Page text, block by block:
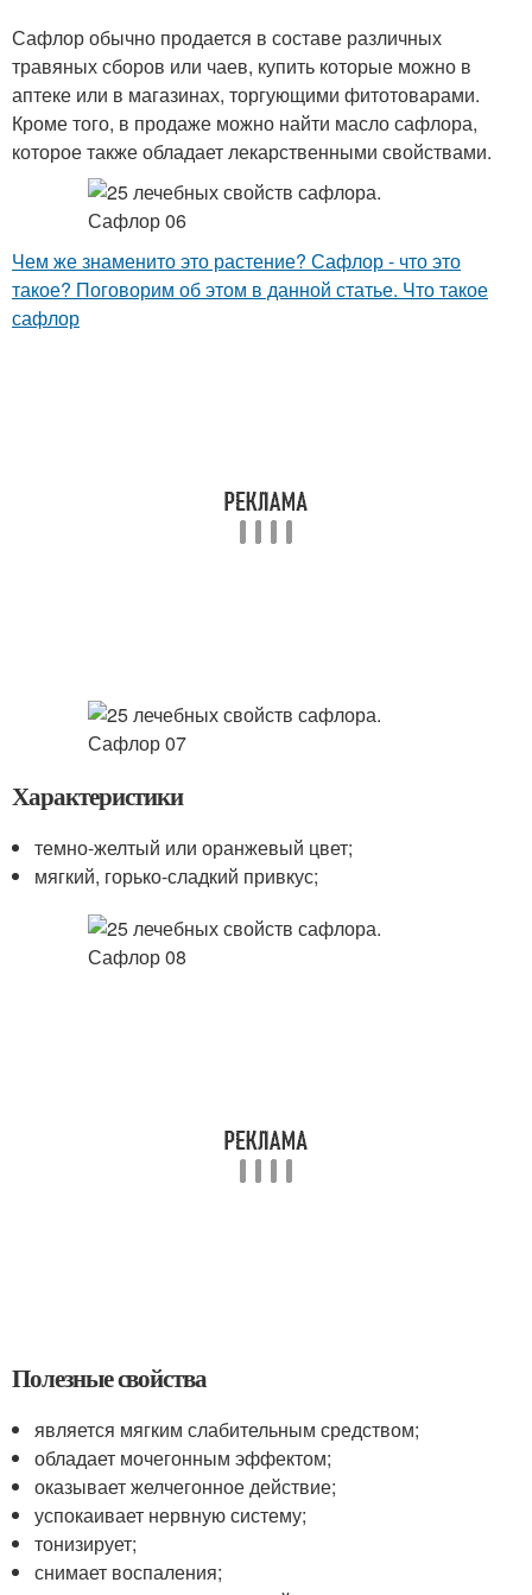
Сафлор обычно продается в составе различных
травяных сборов или чаев, купить которые можно в
аптеке или в магазинах, торгующими фитотоварами.
Кроме того, в продаже можно найти масло сафлора,
которое также обладает лекарственными свойствами.
Чем же знаменито это растение? Сафлор - что это
такое? Поговорим об этом в данной статье. Что такое
сафлор
Характеристики
темно-желтый или оранжевый цвет;
мягкий, горько-сладкий привкус;
Полезные свойства
является мягким слабительным средством;
обладает мочегонным эффектом;
оказывает желчегонное действие;
успокаивает нервную систему;
тонизирует;
снимает воспаления;